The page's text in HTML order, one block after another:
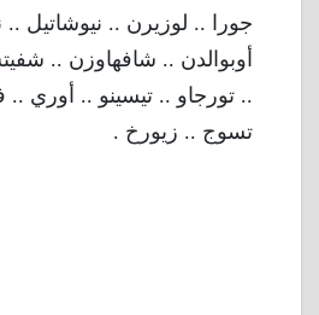
جورا .. لوزيرن .. نيوشاتيل ..
أوبوالدن .. شافهاوزن ..
.. تورجاو .. تيسينو .. أوري ..
تسوج .. زيورخ .